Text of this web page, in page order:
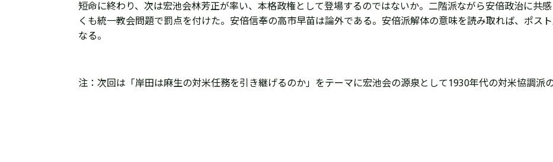
短命に終わり、次は宏池会林芳正が率い、 本格政権として登場するのではないか。 二階派ながら安倍政治に共
くも統一教会問題で罰点を付けた。安倍信奉の高市早苗は論外である。安倍派解体の意味を読み取れば、ポス
なる。
注：次回は「岸田は麻生の対米任務を引き継げるのか」をテーマに宏池会の源泉として1930年代の対米協調派